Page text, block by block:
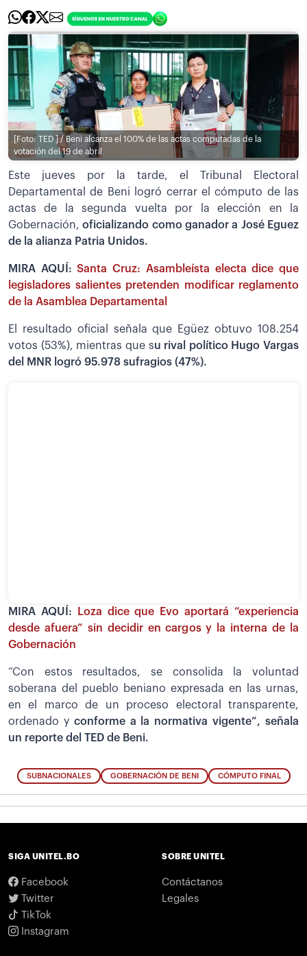
[Foto: TED ] / Beni alcanza el 100% de las actas computadas de la
votación del 19 de abril
Este jueves por la tarde, el Tribunal Electoral
Departamental de Beni logró cerrar el cómputo de las
actas de la segunda vuelta por la elección en la
Gobernación,oficializando como ganador a José Eguez
de la alianza Patria Unidos.
MIRA AQUÍ:Santa Cruz: Asambleísta electa dice que
legisladores salientes pretenden modificar reglamento
de la Asamblea Departamental
El resultado oficial señala que Egüez obtuvo 108.254
votos (53%), mientras que su rival político Hugo Vargas
del MNR logró 95.978 sufragios (47%).
MIRA AQUÍ:
Loza dice que Evo aportará “experiencia
desde afuera” sin decidir en cargos y la interna de la
Gobernación
“Con estos resultados, se consolida la voluntad
soberana del pueblo beniano expresada en las urnas,
en el marco de un proceso electoral transparente,
ordenado y conforme a la normativa vigente”, señala
un reporte del TED de Beni.
SUBNACIONALES GOBERNACIÓN DE BENI CÓMPUTO FINAL
SIGA UNITEL.BO
Facebook
Twitter
TikTok
Instagram
SOBRE UNITEL
Contáctanos
Legales